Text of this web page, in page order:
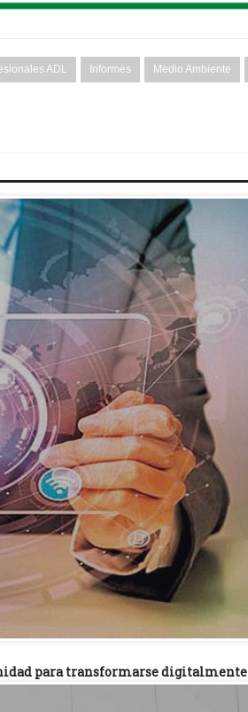
ADL Informes Medio Ambiente
para transformarse digitalmente